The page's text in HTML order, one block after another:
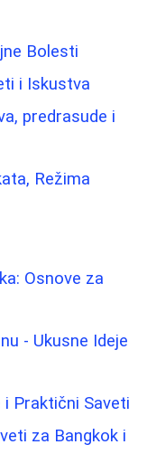
Bolesti
i Iskustva
predrasude i
Režima
Osnove za
- Ukusne Ideje
Praktični Saveti
za Bangkok i